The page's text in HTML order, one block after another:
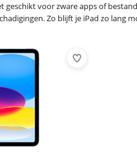
geschikt voor zware apps of
Zo blijft je iPad zo lang